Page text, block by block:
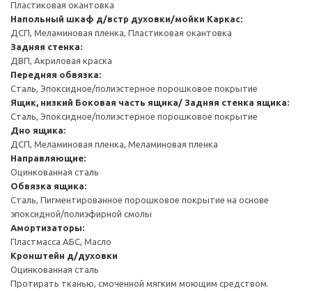
Пластиковая окантовка
Напольный шкаф д/встр духовки/мойки Каркас:
ДСП, Меламиновая пленка, Пластиковая окантовка
Задняя стенка:
ДВП, Акриловая краска
Передняя обвязка:
Сталь, Эпоксидное/полиэстерное порошковое покрытие
Ящик, низкий Боковая часть ящика/ Задняя стенка ящика:
Сталь, Эпоксидное/полиэстерное порошковое покрытие
Дно ящика:
ДСП, Меламиновая пленка, Меламиновая пленка
Направляющие:
Оцинкованная сталь
Обвязка ящика:
Сталь, Пигментированное порошковое покрытие на основе
эпоксидной/полиэфирной смолы
Амортизаторы:
Пластмасса АБС, Масло
Кронштейн д/духовки
Оцинкованная сталь
Протирать тканью, смоченной мягким моющим средством.